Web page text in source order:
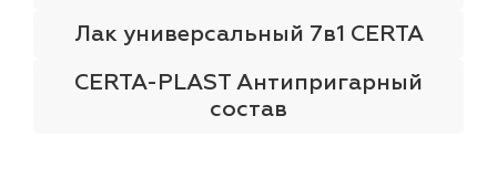
Лак универсальный 7в1 CERTA
CERTA-PLAST Антипригарный
состав